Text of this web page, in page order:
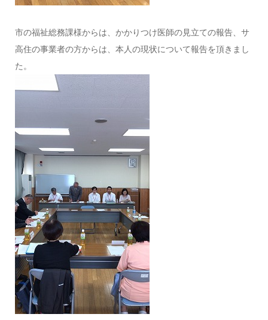
市の福祉総務課様からは、かかりつけ医師の見立ての報告、サ
高住の事業者の方からは、本人の現状について報告を頂きまし
た。